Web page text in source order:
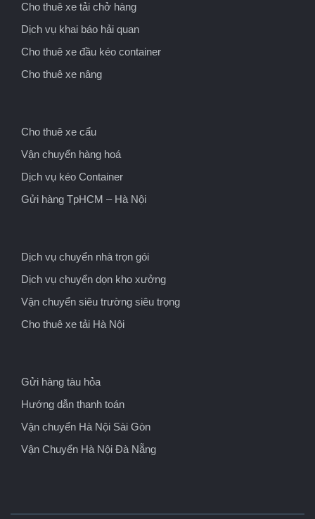
Cho thuê xe tải chở hàng
Dịch vụ khai báo hải quan
Cho thuê xe đầu kéo container
Cho thuê xe nâng
Cho thuê xe cẩu
Vận chuyển hàng hoá
Dịch vụ kéo Container
Gửi hàng TpHCM – Hà Nội
Dịch vụ chuyển nhà trọn gói
Dịch vụ chuyển dọn kho xưởng
Vận chuyển siêu trường siêu trọng
Cho thuê xe tải Hà Nội
Gửi hàng tàu hỏa
Hướng dẫn thanh toán
Vận chuyển Hà Nội Sài Gòn
Vận Chuyển Hà Nội Đà Nẵng